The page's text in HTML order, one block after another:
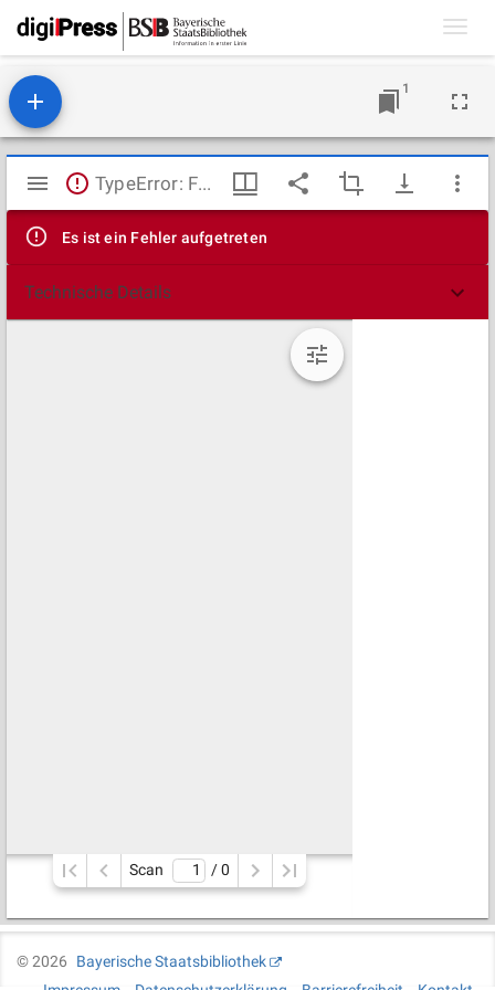
1
Mirador
Viewer
TypeError: Failed to fetch
Es ist ein Fehler aufgetreten
Technische Details
Scan / 0
©2026
Bayerische Staatsbibliothek